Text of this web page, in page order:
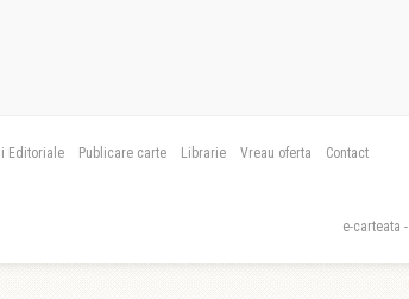
Editoriale Publicare carte Librarie Vreau oferta Contact
e-carteata -